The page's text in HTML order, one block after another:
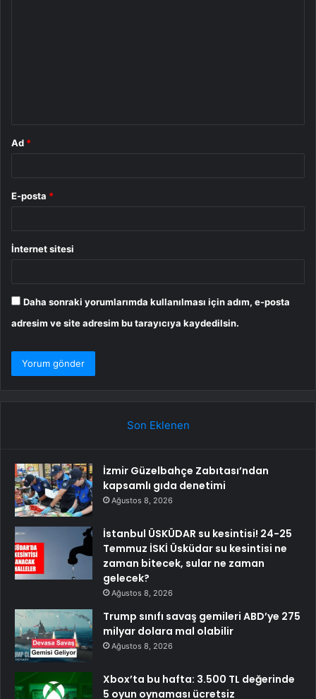
Ad *
E-posta *
İnternet sitesi
Daha sonraki yorumlarımda kullanılması için adım, e-posta
adresim ve site adresim bu tarayıcıya kaydedilsin.
Son Eklenen
İzmir Güzelbahçe Zabıtası’ndan
kapsamlı gıda denetimi
Ağustos 8, 2026
İstanbul ÜSKÜDAR su kesintisi! 24-25
Temmuz İSKİ Üsküdar su kesintisi ne
zaman bitecek, sular ne zaman
gelecek?
Ağustos 8, 2026
Trump sınıfı savaş gemileri ABD’ye 275
milyar dolara mal olabilir
Ağustos 8, 2026
Xbox’ta bu hafta: 3.500 TL değerinde
5 oyun oynaması ücretsiz